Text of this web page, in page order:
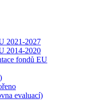
2021-2027
2014-2020
fondů EU
evaluací)